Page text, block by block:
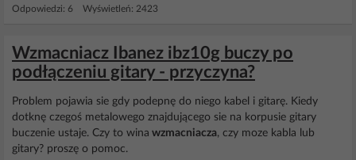
Odpowiedzi: 6 Wyświetleń: 2423
Wzmacniacz Ibanez ibz10g buczy po
podłączeniu gitary - przyczyna?
Problem pojawia sie gdy podepnę do niego kabel i gitarę. Kiedy
dotknę czegoś metalowego znajdującego sie na korpusie gitary
buczenie ustaje. Czy to wina wzmacniacza, czy moze kabla lub
gitary? proszę o pomoc.